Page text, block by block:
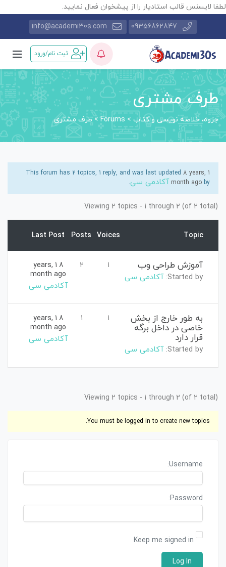
لطفا لایسنس قالب استادیار را از پیشخوان فعال نمایید.
09356862847
info@academi30s.com
ثبت نام/ورود
طرف مشتری
جزوه، خلاصه نویسی و کتاب>
Forums
> طرف مشتری
This forum has 2 topics, 1 reply, and was last updated8 years, 1
month ago by آکادمی سی.
Viewing 2 topics - 1 through 2 (of 2 total)
Topic
Voices
Posts
Last Post
آموزش طراحی وب
Started by: آکادمی سی
1
2
8 years, 1
month ago
آکادمی سی
به طور خارج از بخش
خاصی در داخل برگه
قرار دارد
Started by: آکادمی سی
1
1
8 years, 1
month ago
آکادمی سی
Viewing 2 topics - 1 through 2 (of 2 total)
You must be logged in to create new topics.
Username:
Password:
Keep me signed in
Log In